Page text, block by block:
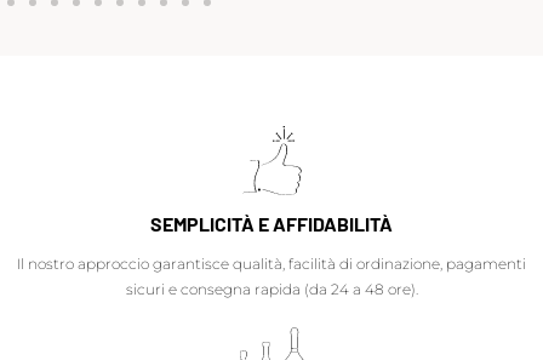
SEMPLICITÀ E AFFIDABILITÀ
Il nostro approccio garantisce qualità, facilità di ordinazione, pagamenti
sicuri e consegna rapida (da 24 a 48 ore).